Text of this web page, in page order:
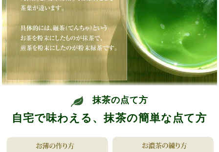
抹茶の点て方
自宅で味わえる、抹茶の簡単な点て方